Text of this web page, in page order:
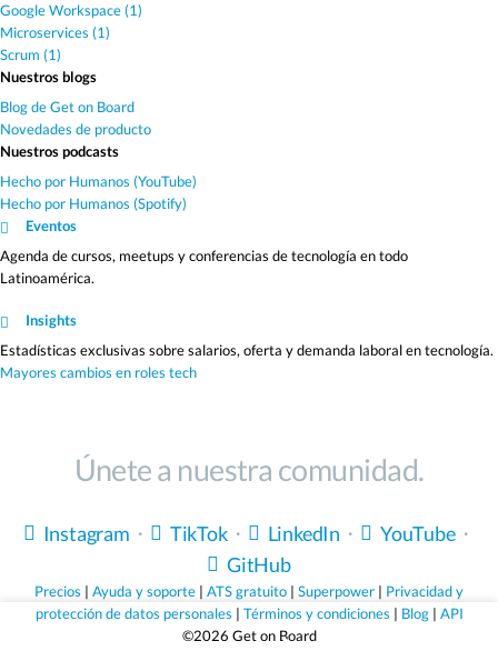
Sólo empleos que valen la pena.
Google Workspace (1)
Microservices (1)
Scrum (1)
Nuestros blogs
Blog de Get on Board
Novedades de producto
Nuestros podcasts
Hecho por Humanos (YouTube)
Hecho por Humanos (Spotify)
Eventos
Agenda de cursos, meetups y conferencias de tecnología en todo
Latinoamérica.
Insights
Estadísticas exclusivas sobre salarios, oferta y demanda laboral en tecnología.
Mayores cambios en roles tech
Únete a nuestra comunidad.
Instagram ・ TikTok・ LinkedIn ・ YouTube・
GitHub
Precios | Ayuda y soporte | ATS gratuito | Superpower | Privacidad y
protección de datos personales | Términos y condiciones | Blog| API
©2026 Get on Board